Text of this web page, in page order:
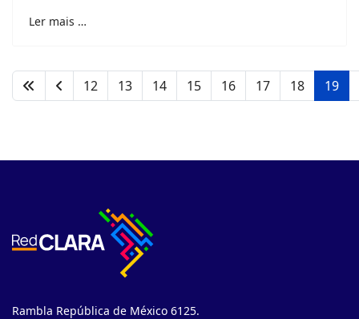
Ler mais …
12 13 14 15 16 17 18 19
Rambla República de México 6125.